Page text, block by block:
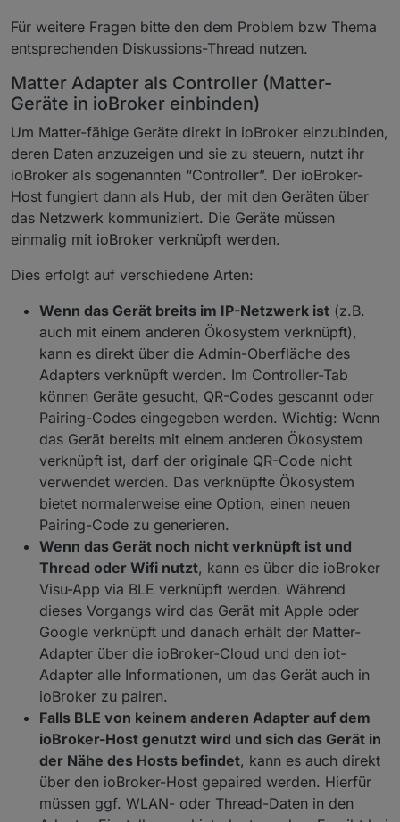
Für weitere Fragen bitte den dem Problem bzw Thema
entsprechenden Diskussions-Thread nutzen.
Matter Adapter als Controller (Matter-
Geräte in ioBroker einbinden)
Um Matter-fähige Geräte direkt in ioBroker einzubinden,
deren Daten anzuzeigen und sie zu steuern, nutzt ihr
ioBroker als sogenannten “Controller”. Der ioBroker-
Host fungiert dann als Hub, der mit den Geräten über
das Netzwerk kommuniziert. Die Geräte müssen
einmalig mit ioBroker verknüpft werden.
Dies erfolgt auf verschiedene Arten:
Wenn das Gerät breits im IP-Netzwerk ist (z.B.
auch mit einem anderen Ökosystem verknüpft),
kann es direkt über die Admin-Oberfläche des
Adapters verknüpft werden. Im Controller-Tab
können Geräte gesucht, QR-Codes gescannt oder
Pairing-Codes eingegeben werden. Wichtig: Wenn
das Gerät bereits mit einem anderen Ökosystem
verknüpft ist, darf der originale QR-Code nicht
verwendet werden. Das verknüpfte Ökosystem
bietet normalerweise eine Option, einen neuen
Pairing-Code zu generieren.
Wenn das Gerät noch nicht verknüpft ist und
Thread oder Wifi nutzt, kann es über die ioBroker
Visu-App via BLE verknüpft werden. Während
dieses Vorgangs wird das Gerät mit Apple oder
Google verknüpft und danach erhält der Matter-
Adapter über die ioBroker-Cloud und den iot-
Adapter alle Informationen, um das Gerät auch in
ioBroker zu pairen.
Falls BLE von keinem anderen Adapter auf dem
ioBroker-Host genutzt wird und sich das Gerät in
der Nähe des Hosts befindet, kann es auch direkt
über den ioBroker-Host gepaired werden. Hierfür
müssen ggf. WLAN- oder Thread-Daten in den